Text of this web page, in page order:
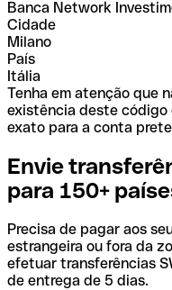
Banca Network
Cidade
Milano
País
Itália
Tenha em atenção que
existência deste código
exato para a conta
Envie
para 150+
Precisa de pagar aos
estrangeira ou fora da
efetuar transferências
de entrega de 5 dias.